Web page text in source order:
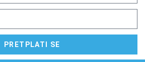
PRETPLATI SE